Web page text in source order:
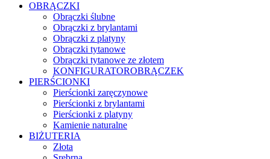
OBRĄCZKI
Obrączki ślubne
Obrączki z brylantami
Obrączki z platyny
Obrączki tytanowe
Obrączki tytanowe ze złotem
KONFIGURATOROBRĄCZEK
PIERŚCIONKI
Pierścionki zaręczynowe
Pierścionki z brylantami
Pierścionki z platyny
Kamienie naturalne
BIŻUTERIA
Złota